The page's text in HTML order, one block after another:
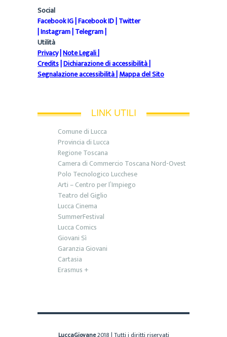
Social
Facebook IG|Facebook ID|Twitter
|Instagram|Telegram|
Utilità
Privacy|Note Legali|
Credits|Dichiarazione di accessibilità|
Segnalazione accessibilità|Mappa del Sito
LINK UTILI
Comune di Lucca
Provincia di Lucca
Regione Toscana
Camera di Commercio Toscana Nord-Ovest
Polo Tecnologico Lucchese
Arti – Centro per l’Impiego
Teatro del Giglio
Lucca Cinema
SummerFestival
Lucca Comics
Giovani Sì
Garanzia Giovani
Cartasia
Erasmus +